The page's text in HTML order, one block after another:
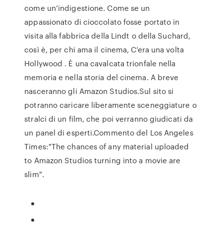
come un’indigestione. Come se un
appassionato di cioccolato fosse portato in
visita alla fabbrica della Lindt o della Suchard,
così è, per chi ama il cinema, C’era una volta
Hollywood . È una cavalcata trionfale nella
memoria e nella storia del cinema. A breve
nasceranno gli Amazon Studios.Sul sito si
potranno caricare liberamente sceneggiature o
stralci di un film, che poi verranno giudicati da
un panel di esperti.Commento del Los Angeles
Times:"The chances of any material uploaded
to Amazon Studios turning into a movie are
slim".